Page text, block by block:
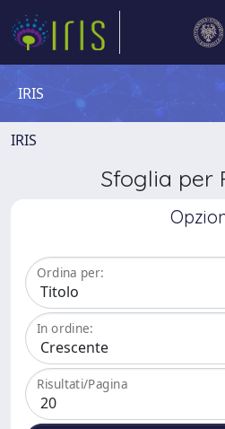
IRIS
IRIS
Sfoglia per
Ordina per:
In ordine:
Risultati/Pagina